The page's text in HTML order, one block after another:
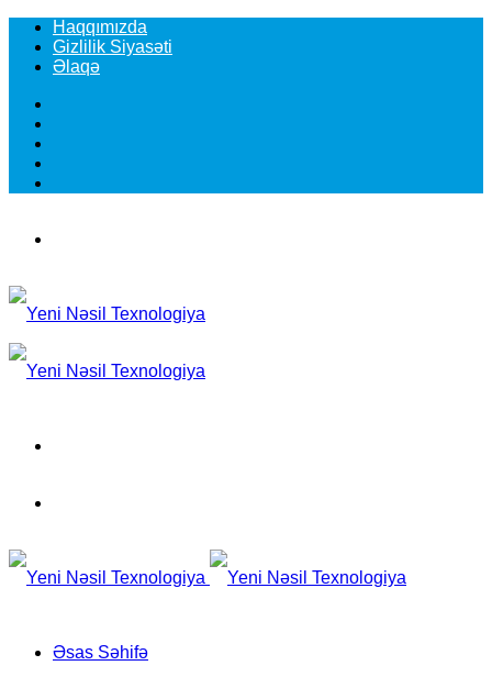
Haqqımızda
Gizlilik Siyasəti
Əlaqə
Əsas Səhifə